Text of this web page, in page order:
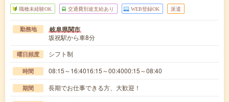
職種未経験OK 交通費別途支給あり WEB登録OK 派遣
勤務地 岐阜県関市
坂祝駅から車8分
曜日頻度 シフト制
時間 08:15～16:4016:15～00:4000:15～08:40
期間 長期でお仕事できる方、大歓迎！